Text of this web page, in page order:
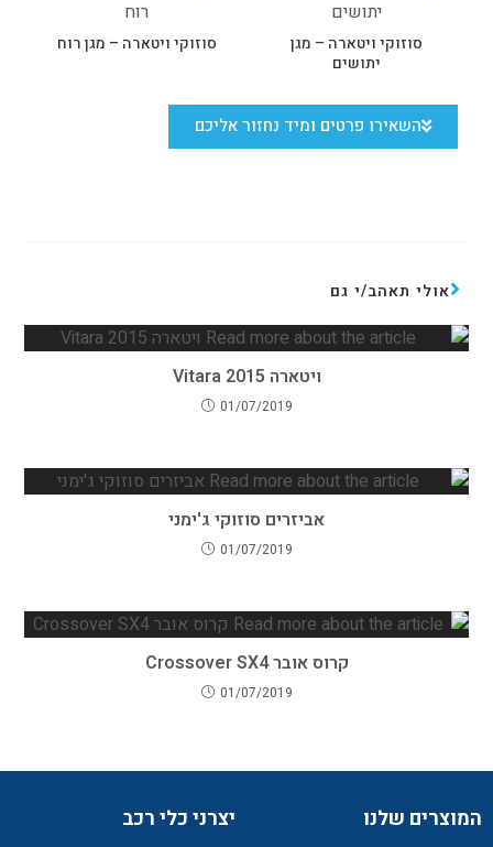
סוזוקי ויטארה – מגן
יתושים
סוזוקי ויטארה – מגן רוח
השאירו פרטים ומיד נחזור אליכם
אולי תאהב/י גם
ויטארה 2015 Vitara
01/07/2019
אביזרים סוזוקי ג'ימני
01/07/2019
קרוס אובר Crossover SX4
01/07/2019
המוצרים שלנו יצרני כלי רכב